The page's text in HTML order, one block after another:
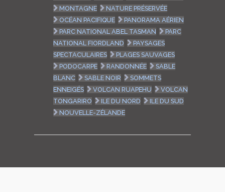
MONTAGNE
NATURE PRÉSERVÉE
OCÉAN PACIFIQUE
PANORAMA AÉRIEN
PARC NATIONAL ABEL TASMAN
PARC
NATIONAL FIORDLAND
PAYSAGES
SPECTACULAIRES
PLAGES SAUVAGES
PODOCARPE
RANDONNÉE
SABLE
BLANC
SABLE NOIR
SOMMETS
ENNEIGÉS
VOLCAN RUAPEHU
VOLCAN
TONGARIRO
ILE DU NORD
ILE DU SUD
NOUVELLE-ZÉLANDE